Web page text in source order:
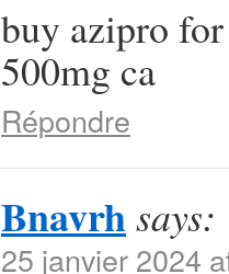
buy azipro
500mg ca
Répondre
Bnavrhsays:
25 janvier 2024